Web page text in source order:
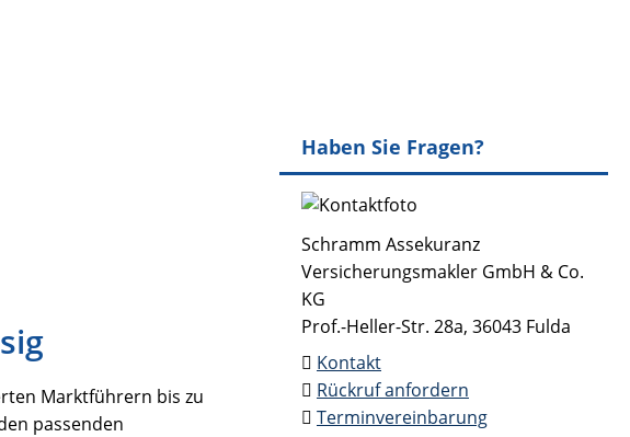
Haben Sie Fragen?
Schramm Assekuranz
Versicherungsmakler GmbH & Co.
KG
Prof.-Heller-Str. 28a, 36043 Fulda
Kontakt
Rückruf anfordern
Terminvereinbarung
Marktführern bis zu
passenden